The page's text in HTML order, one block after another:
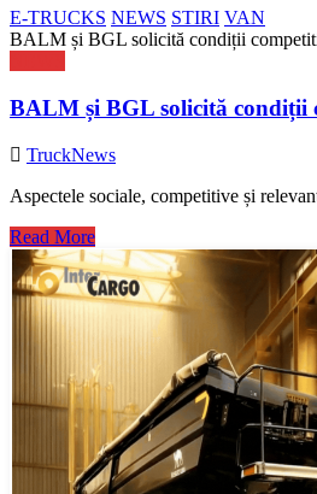
E-TRUCKS NEWS STIRI VAN
BALM și BGL solicită condiții
BALM și BGL solicită condiții
TruckNews
Aspectele sociale, competitive și
Read More